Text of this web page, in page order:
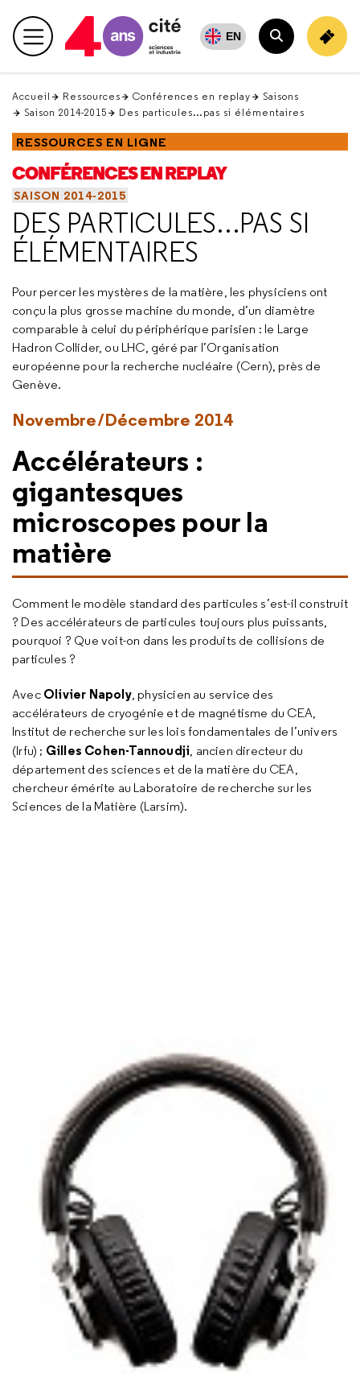
en
haut Menu principal EN
Rechercher
Accueil Ressources Conférences en replay
Saisons
Saison 2014-2015
Des particules…pas si élémentaires
RESSOURCES EN LIGNE
CONFÉRENCES EN REPLAY
SAISON 2014-2015
DES PARTICULES…PAS SI
ÉLÉMENTAIRES
Pour percer les mystères de la matière, les physiciens ont
conçu la plus grosse machine du monde, d’un diamètre
comparable à celui du périphérique parisien : le Large
Hadron Collider, ou LHC, géré par l’Organisation
européenne pour la recherche nucléaire (Cern), près de
Genève.
Novembre/Décembre 2014
Accélérateurs :
gigantesques
microscopes pour la
matière
Comment le modèle standard des particules s’est-il construit
? Des accélérateurs de particules toujours plus puissants,
pourquoi ? Que voit-on dans les produits de collisions de
particules ?
Avec Olivier Napoly, physicien au service des
accélérateurs de cryogénie et de magnétisme du CEA,
Institut de recherche sur les lois fondamentales de l’univers
(Irfu) ; Gilles Cohen-Tannoudji, ancien directeur du
département des sciences et de la matière du CEA,
chercheur émérite au Laboratoire de recherche sur les
Sciences de la Matière (Larsim).